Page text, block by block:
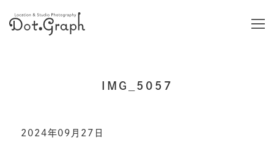
IMG_5057
2024年09月27日